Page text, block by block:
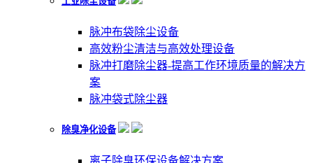
脉冲布袋除尘设备
高效粉尘清洁与高效处理设备
脉冲打磨除尘器-提高工作环境质量的解决方
案
脉冲袋式除尘器
除臭净化设备